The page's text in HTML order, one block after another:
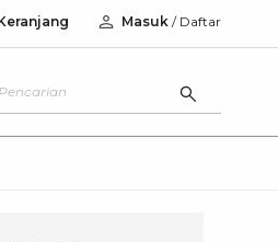
Masuk / Daftar